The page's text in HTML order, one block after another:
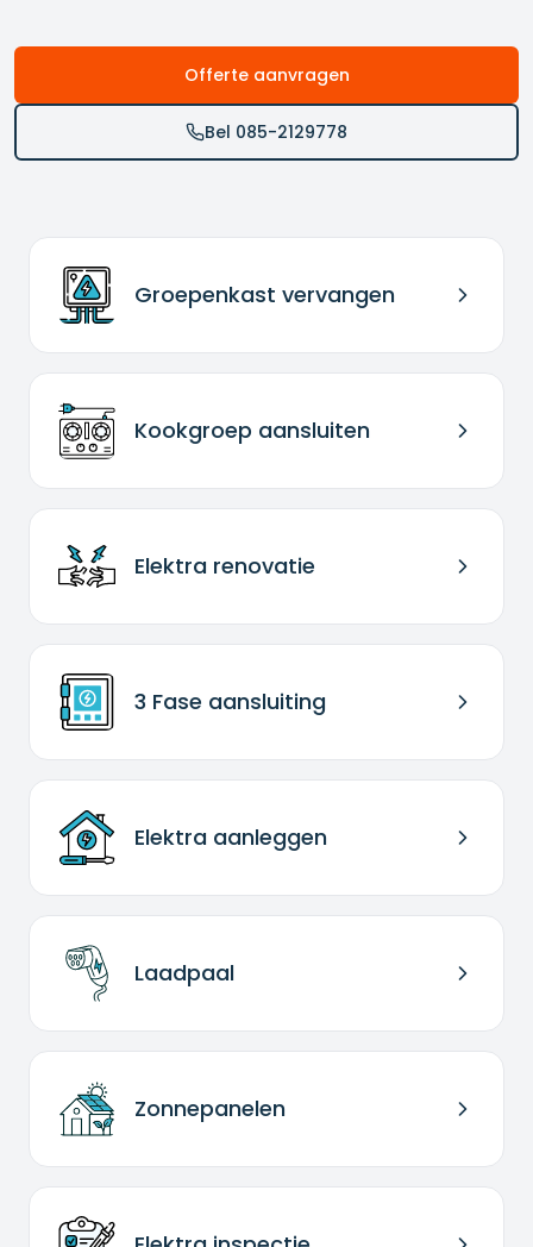
Offerte aanvragen
Bel 085-2129778
Groepenkast vervangen
Kookgroep aansluiten
Elektra renovatie
3 Fase aansluiting
Elektra aanleggen
Laadpaal
Zonnepanelen